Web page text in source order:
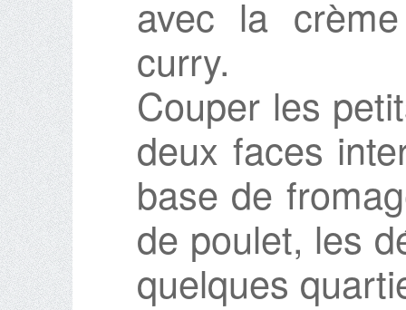
avec la
curry.
Couper les
deux faces
base de
de poulet, les
quelques